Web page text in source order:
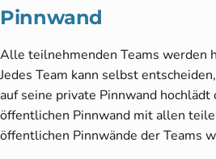
Pinnwand
Alle teilnehmenden Teams werden
Jedes Team kann selbst
auf seine private Pinnwand hochlädt
öffentlichen Pinnwand mit allen
öffentlichen Pinnwände der Teams